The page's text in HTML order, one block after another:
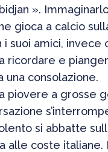
».
gioca a calcio
i suoi amici, invece
ricordare e
una consolazione.
piovere a grosse
si abbatte
alle coste italiane.